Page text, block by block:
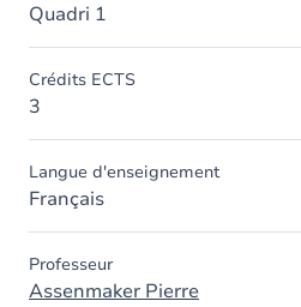
Quadri 1
Crédits ECTS
3
Langue d'enseignement
Français
Professeur
Assenmaker Pierre